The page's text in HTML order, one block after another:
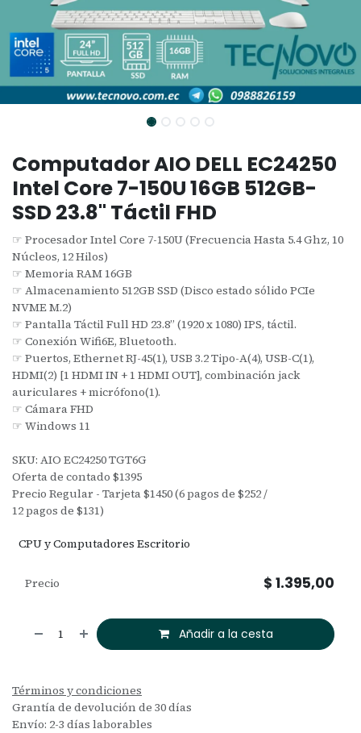
Computador AIO DELL EC24250
Intel Core 7-150U 16GB 512GB-
SSD 23.8" Táctil FHD
☞ Procesador Intel Core 7-150U (Frecuencia Hasta 5.4 Ghz, 10
Núcleos, 12 Hilos)
☞ Memoria RAM 16GB
☞ Almacenamiento 512GB SSD (Disco estado sólido PCIe
NVME M.2)
☞ Pantalla Táctil Full HD 23.8” (1920 x 1080) IPS, táctil.
☞ Conexión Wifi6E, Bluetooth.
☞ Puertos, Ethernet RJ-45(1), USB 3.2 Tipo-A(4), USB-C(1),
HDMI(2) [1 HDMI IN + 1 HDMI OUT], combinación jack
auriculares + micrófono(1).
☞ Cámara FHD
☞ Windows 11
SKU: AIO EC24250 TGT6G
Oferta de contado $1395
Precio Regular - Tarjeta $1450 (6 pagos de $252 /
12 pagos de $131)
CPU y Computadores Escritorio
Añadir a la cesta
Precio $ 1.395,00
Términos y condiciones
Grantía de devolución de 30 días
Envío: 2-3 días laborables